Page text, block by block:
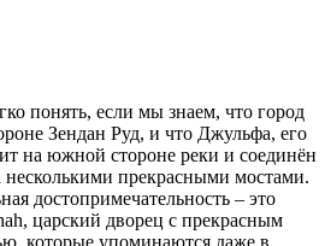
понять, если мы знаем, что город
Зендан Руд, и что Джульфа, его
на южной стороне реки и соединён
несколькими прекрасными мостами.
достопримечательность – это
царский дворец с прекрасным
которые упоминаются даже в